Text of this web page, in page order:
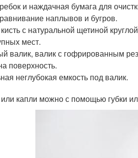
и наждачная бумага для
наплывов и бугров.
с натуральной щетиной
мест.
валик, валик с гофрированным
поверхность.
неглубокая емкость под валик.
капли можно с помощью губки